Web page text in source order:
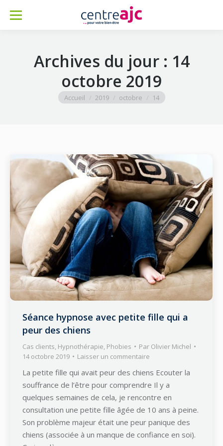
Archives du jour : 14
octobre 2019
Vous êtes ici :
Accueil 2019 octobre 14
Séance hypnose avec petite fille qui a
peur des chiens
Cas clients, Hypnothérapie, Phobies Par Olivier Michel
14 octobre 2019
Laisser un commentaire
La petite fille qui avait peur des chiens Ecouter la
souffrance de l’être pour comprendre Il y a
quelques semaines de cela, je rencontre en
consultation une petite fille âgée de 10 ans à peine.
Son problème majeur était une peur panique des
chiens (associée à un manque de confiance en soi).